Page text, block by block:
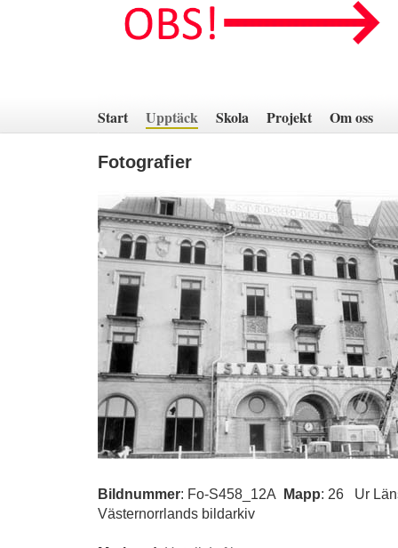
innehåll
Start Upptäck Skola Projekt Om oss
Fotografier
Bildnummer: Fo-S458_12A Mapp: 26
Ur
Västernorrlands bildarkiv